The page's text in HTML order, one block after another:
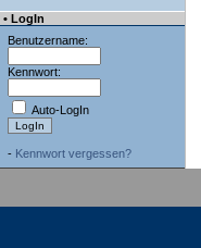
• LogIn
Benutzername:
Kennwort:
Auto-LogIn
- Kennwort vergessen?